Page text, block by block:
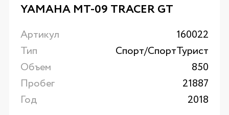
YAMAHA MT-09 TRACER GT
Артикул
160022
Тип
Спорт/CпортТурист
Объем
850
Пробег
21887
Год
2018